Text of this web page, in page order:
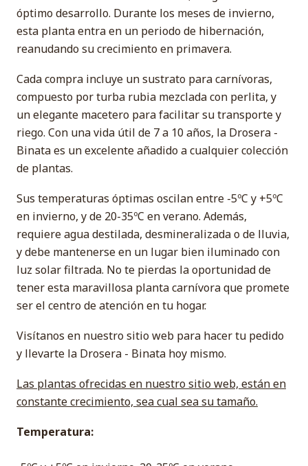
óptimo desarrollo. Durante los meses de invierno,
esta planta entra en un periodo de hibernación,
reanudando su crecimiento en primavera.
Cada compra incluye un sustrato para carnívoras,
compuesto por turba rubia mezclada con perlita, y
un elegante macetero para facilitar su transporte y
riego. Con una vida útil de 7 a 10 años, la Drosera -
Binata es un excelente añadido a cualquier colección
de plantas.
Sus temperaturas óptimas oscilan entre -5ºC y +5ºC
en invierno, y de 20-35ºC en verano. Además,
requiere agua destilada, desmineralizada o de lluvia,
y debe mantenerse en un lugar bien iluminado con
luz solar filtrada. No te pierdas la oportunidad de
tener esta maravillosa planta carnívora que promete
ser el centro de atención en tu hogar.
Visítanos en nuestro sitio web para hacer tu pedido
y llevarte la Drosera - Binata hoy mismo.
Las plantas ofrecidas en nuestro sitio web, están en
constante crecimiento, sea cual sea su tamaño.
Temperatura: